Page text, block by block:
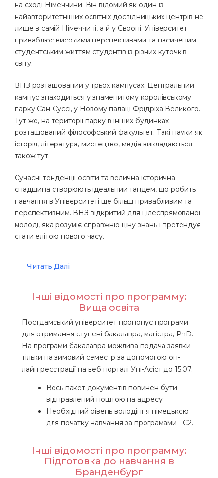
на сході Німеччини. Він відомий як один із
найавторитетніших освітніх дослідницьких центрів не
лише в самій Німеччині, а й у Європі. Університет
приваблює високими перспективами та насиченим
студентським життям студентів із різних куточків
світу.
ВНЗ розташований у трьох кампусах. Центральний
кампус знаходиться у знаменитому королівському
парку Сан-Суссі, у Новому палаці Фрідріха Великого.
Тут же, на території парку в інших будинках
розташований філософський факультет. Такі науки як
історія, література, мистецтво, медіа викладаються
також тут.
Сучасні тенденції освіти та велична історична
спадщина створюють ідеальний тандем, що робить
навчання в Університеті ще більш привабливим та
перспективним. ВНЗ відкритий для цілеспрямованої
молоді, яка розуміє справжню ціну знань і претендує
стати елітою нового часу.
Читать Далі
Інші відомості про программу:
Вища освіта
Постдамський університет пропонує програми
для отримання ступені бакалавра, магістра, PhD.
На програми бакалавра можлива подача заявки
тільки на зимовий семестр за допомогою он-
лайн реєстрації на веб порталі Уні-Асіст до 15.07.
Весь пакет документів повинен бути
відправлений поштою на адресу.
Необхідний рівень володіння німецькою
для початку навчання за програмами - С2.
Інші відомості про программу:
Підготовка до навчання в
Бранденбург